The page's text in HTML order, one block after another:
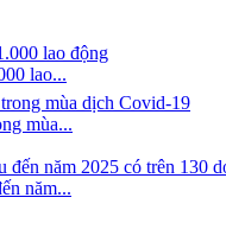
lao...
mùa...
năm...